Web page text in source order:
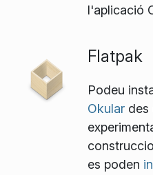
l'aplicació
Flatpak
Podeu
Okular des
es poden